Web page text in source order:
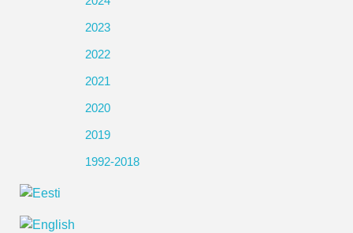
2023
2022
2021
2020
2019
1992-2018